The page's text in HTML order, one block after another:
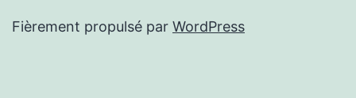
Fièrement propulsé par WordPress